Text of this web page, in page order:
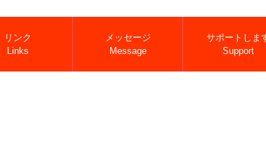
リンク
Links
メッセージ
Message
サポートしま
Support